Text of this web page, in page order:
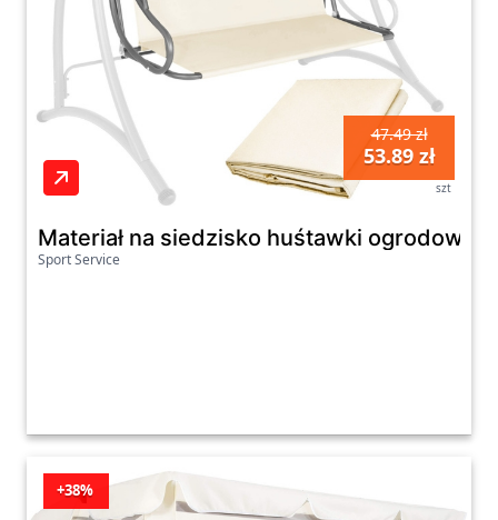
47.49 zł
53.89 zł
szt
Materiał na siedzisko huśtawki ogrodowej
Sport Service
+38%